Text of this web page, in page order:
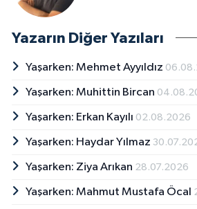
Yazarın Diğer Yazıları
Yaşarken: Mehmet Ayyıldız
Yaşarken: Muhittin Bircan
Yaşarken: Erkan Kayılı 02.08.2026
Yaşarken: Haydar Yılmaz
Yaşarken: Ziya Arıkan 28.07.2026
Yaşarken: Mahmut Mustafa Öcal